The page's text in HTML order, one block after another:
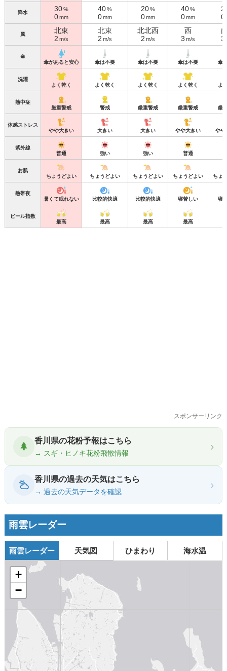
降水 30%
0mm
40%
0mm
20%
0mm
40%
0mm
0
風
北東
2 m/s
北東
2 m/s
北北西
2 m/s
西
3 m/s
3
傘
傘があると安心
傘は不要 傘は不要 傘は不要 傘
洗濯
よく乾く
よく乾く よく乾く よく乾く よ
熱中症
厳重警戒
警戒 厳重警戒 厳重警戒 厳
体感ストレス
やや大きい
大きい 大きい やや大きい やや
紫外線
普通
強い 強い 普通
お肌
ちょうどよい
ちょうどよい ちょうどよい ちょうどよい ちょ
熱帯夜
暑くて眠れない
比較的快適 比較的快適 寝苦しい 寝
ビール指数
最高
最高 最高 最高
スポンサーリンク
香川県の花粉予報はこちら
→ スギ・ヒノキ花粉飛散情報
›
香川県の過去の天気はこちら
→ 過去の天気データを確認
›
雨雲レーダー
雨雲レーダー 天気図 ひまわり 海水温
+
−